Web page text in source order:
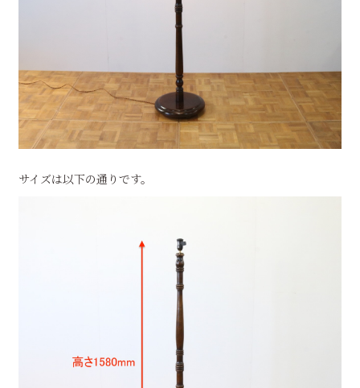
サイズは以下の通りです。